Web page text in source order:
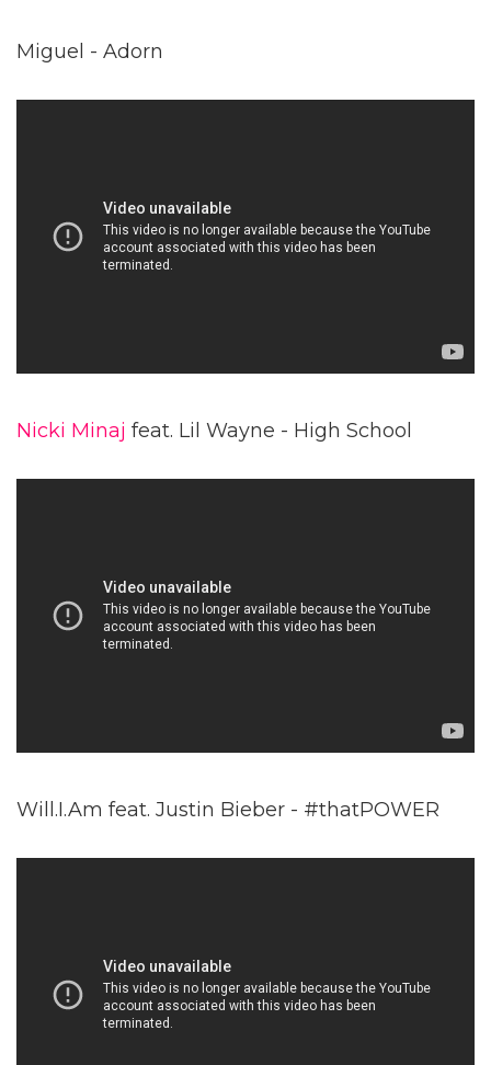
Miguel - Adorn
Nicki Minaj feat. Lil Wayne - High School
Will.I.Am feat. Justin Bieber - #thatPOWER